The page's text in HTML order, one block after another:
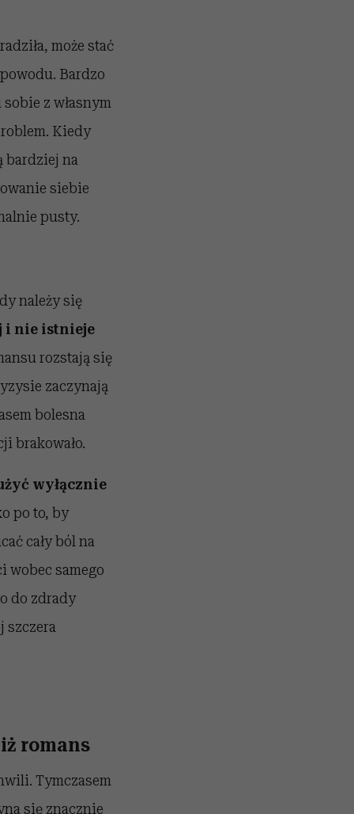
może stać
Bardzo
z własnym
Kiedy
bardziej na
siebie
pusty.
należy się
i nie istnieje
rozstają się
zaczynają
bolesna
brakowało.
wyłącznie
po to, by
cały ból na
wobec samego
do zdrady
szczera
romans
Tymczasem
się znacznie